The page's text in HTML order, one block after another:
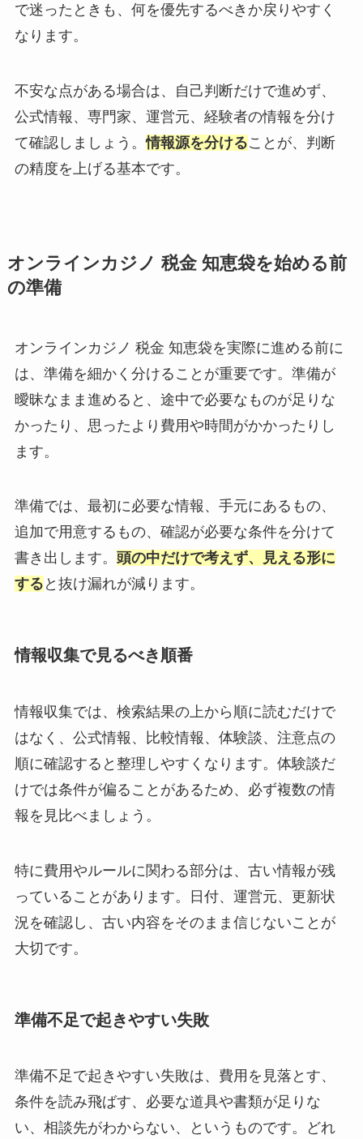
で迷ったときも、何を優先するべきか戻りやすく
なります。
不安な点がある場合は、自己判断だけで進めず、
公式情報、専門家、運営元、経験者の情報を分け
て確認しましょう。情報源を分けることが、判断
の精度を上げる基本です。
オンラインカジノ 税金 知恵袋を始める前
の準備
オンラインカジノ 税金 知恵袋を実際に進める前に
は、準備を細かく分けることが重要です。準備が
曖昧なまま進めると、途中で必要なものが足りな
かったり、思ったより費用や時間がかかったりし
ます。
準備では、最初に必要な情報、手元にあるもの、
追加で用意するもの、確認が必要な条件を分けて
書き出します。 頭の中だけで考えず、見える形に
する と抜け漏れが減ります。
情報収集で見るべき順番
情報収集では、検索結果の上から順に読むだけで
はなく、公式情報、比較情報、体験談、注意点の
順に確認すると整理しやすくなります。体験談だ
けでは条件が偏ることがあるため、必ず複数の情
報を見比べましょう。
特に費用やルールに関わる部分は、古い情報が残
っていることがあります。日付、運営元、更新状
況を確認し、古い内容をそのまま信じないことが
大切です。
準備不足で起きやすい失敗
準備不足で起きやすい失敗は、費用を見落とす、
条件を読み飛ばす、必要な道具や書類が足りな
い、相談先がわからない、というものです。どれ